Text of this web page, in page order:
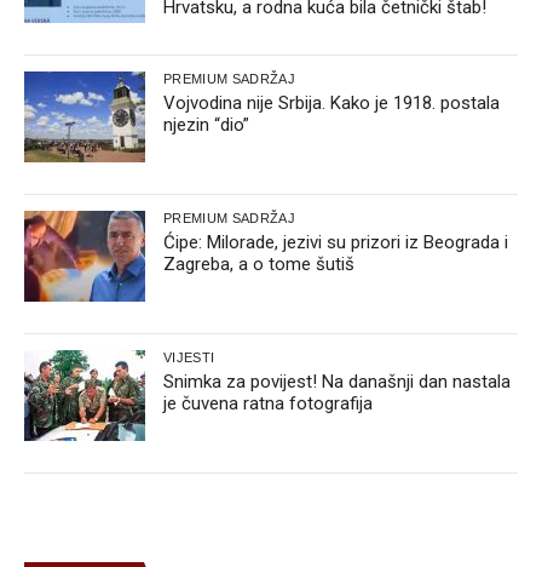
Hrvatsku, a rodna kuća bila četnički štab!
PREMIUM SADRŽAJ
Vojvodina nije Srbija. Kako je 1918. postala
njezin “dio”
PREMIUM SADRŽAJ
Ćipe: Milorade, jezivi su prizori iz Beograda i
Zagreba, a o tome šutiš
VIJESTI
Snimka za povijest! Na današnji dan nastala
je čuvena ratna fotografija